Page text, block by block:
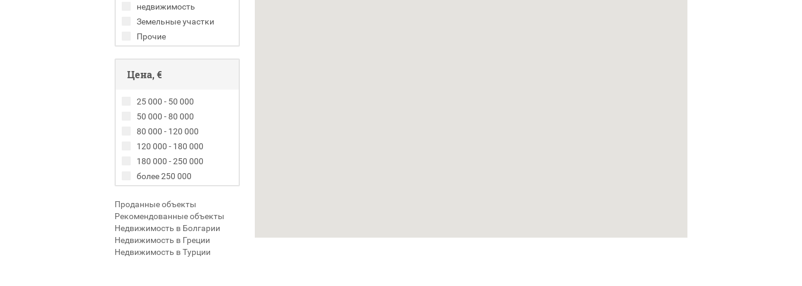
недвижимость
Земельные участки
Прочие
Цена, €
25 000 - 50 000
50 000 - 80 000
80 000 - 120 000
120 000 - 180 000
180 000 - 250 000
более 250 000
Проданные объекты
Рекомендованные объекты
Недвижимость в Болгарии
Недвижимость в Греции
Недвижимость в Турции